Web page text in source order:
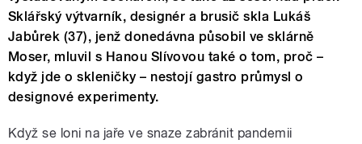
Sklářský výtvarník, designér a brusič skla Lukáš
Jabůrek (37), jenž donedávna působil ve sklárně
Moser, mluvil s Hanou Slívovou také o tom, proč –
když jde o skleničky – nestojí gastro průmysl o
designové experimenty.
Když se loni na jaře ve snaze zabránit pandemii